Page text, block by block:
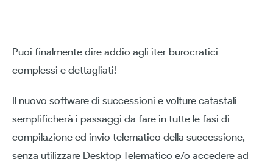
Puoi finalmente dire addio agli iter burocratici
complessi e dettagliati!
Il nuovo software di successioni e volture catastali
semplificherà i passaggi da fare in tutte le fasi di
compilazione ed invio telematico della successione,
senza utilizzare Desktop Telematico e/o accedere ad